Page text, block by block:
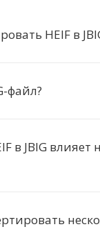
HEIF в
файл?
в JBIG влияет